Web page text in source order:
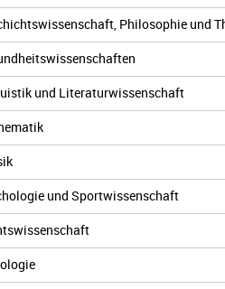
Philosophie und
und Literaturwissenschaft
und Sportwissenschaft